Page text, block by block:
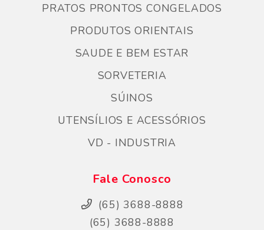
PRATOS PRONTOS CONGELADOS
PRODUTOS ORIENTAIS
SAUDE E BEM ESTAR
SORVETERIA
SÚINOS
UTENSÍLIOS E ACESSÓRIOS
VD - INDUSTRIA
Fale Conosco
(65) 3688-8888
(65) 3688-8888